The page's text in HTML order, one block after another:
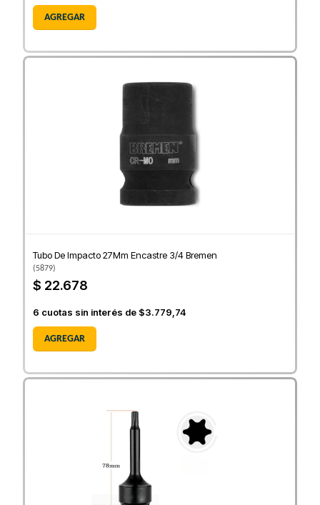
AGREGAR
Tubo De Impacto 27Mm Encastre 3/4 Bremen
(5879)
$ 22.678
6 cuotas sin interés de $3.779,74
AGREGAR